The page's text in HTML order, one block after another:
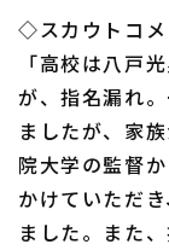
◇スカウトコメ
「高校は八戸
が、指名漏れ
ましたが、家
院大学の監督
かけていただ
ました。また